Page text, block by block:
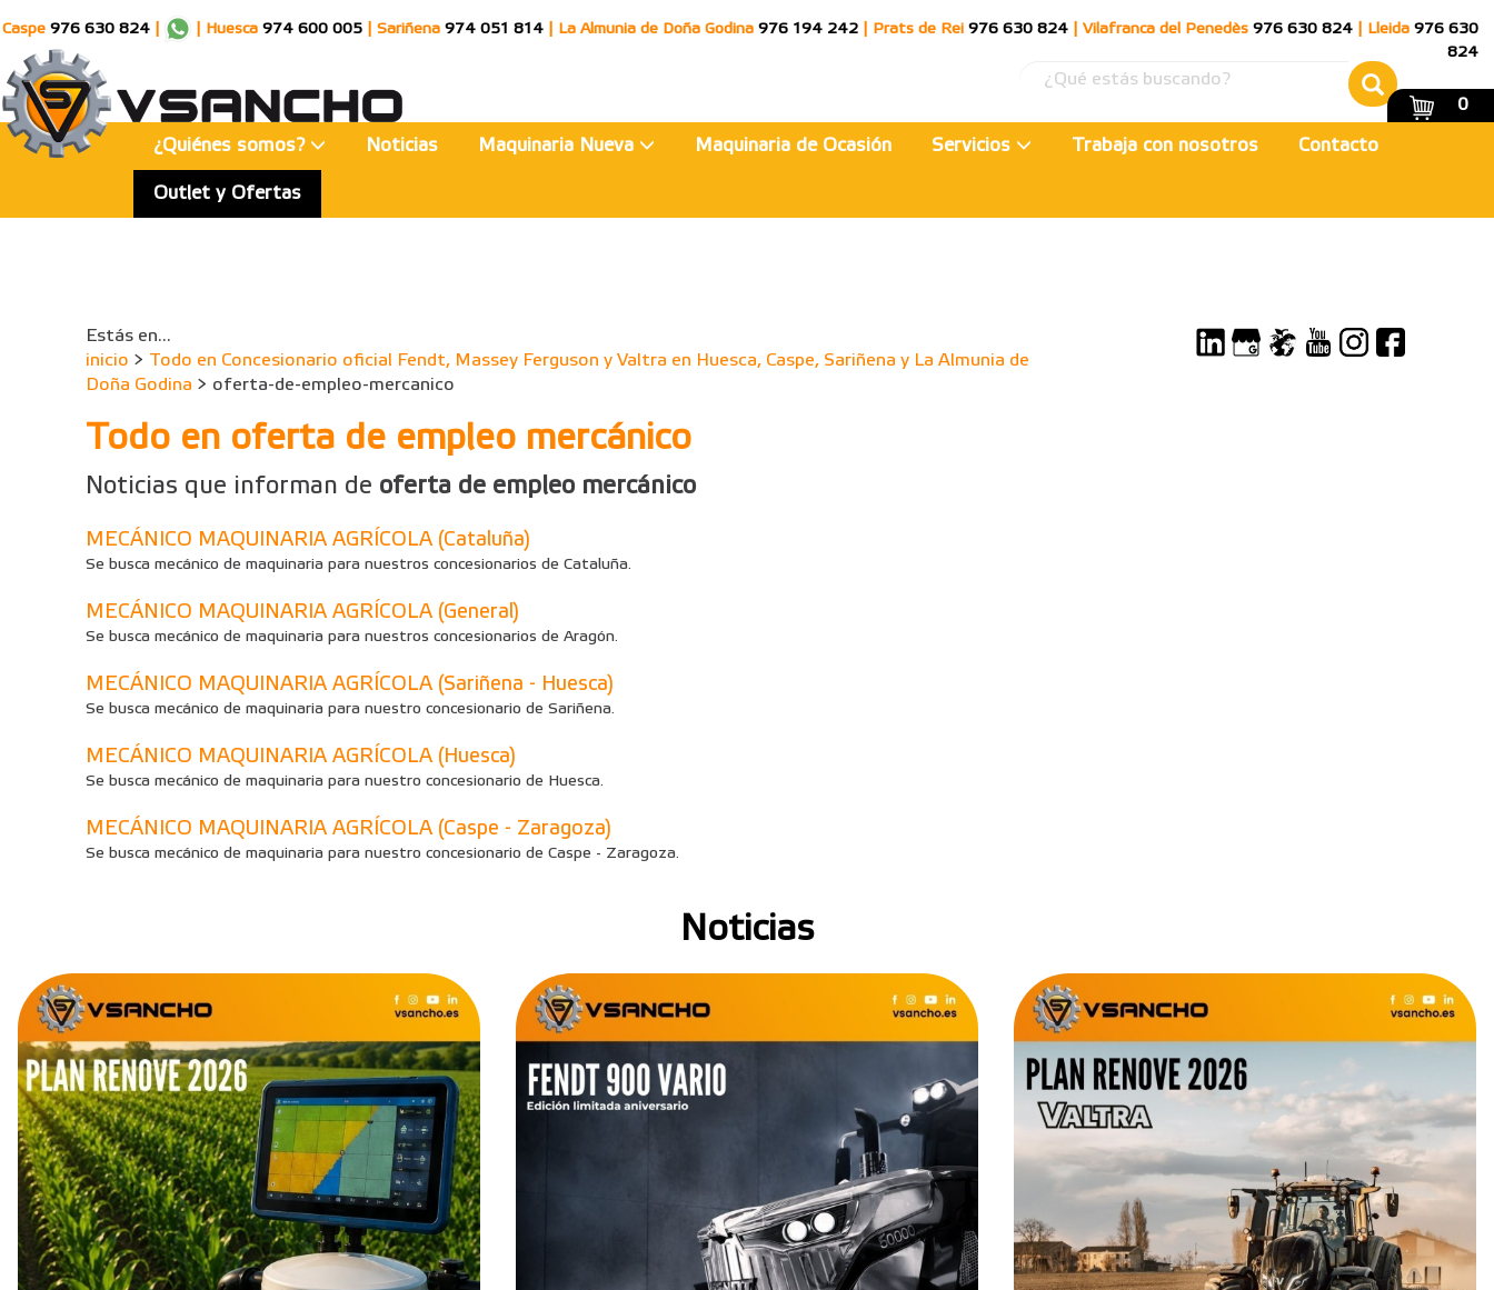
Caspe 976 630 824 Huesca 974 600 005 Sariñena 974 051 814 La Almunia de Doña Godina 976 194 242 Prats de Rei 976 630 824 Vilafranca del Penedès 976 630 824 Lleida 976 630
824
0
¿Quiénes somos? Noticias Maquinaria Nueva Maquinaria de Ocasión Servicios Trabaja con nosotros Contacto
Outlet y Ofertas
Estás en...
inicio > Todo en Concesionario oficial Fendt, Massey Ferguson y Valtra en Huesca, Caspe, Sariñena y La Almunia de
Doña Godina > oferta-de-empleo-mercanico
Todo en oferta de empleo mercánico
Noticias que informan de oferta de empleo mercánico
MECÁNICO MAQUINARIA AGRÍCOLA (Cataluña)
Se busca mecánico de maquinaria para nuestros concesionarios de Cataluña.
MECÁNICO MAQUINARIA AGRÍCOLA (General)
Se busca mecánico de maquinaria para nuestros concesionarios de Aragón.
MECÁNICO MAQUINARIA AGRÍCOLA (Sariñena - Huesca)
Se busca mecánico de maquinaria para nuestro concesionario de Sariñena.
MECÁNICO MAQUINARIA AGRÍCOLA (Huesca)
Se busca mecánico de maquinaria para nuestro concesionario de Huesca.
MECÁNICO MAQUINARIA AGRÍCOLA (Caspe - Zaragoza)
Se busca mecánico de maquinaria para nuestro concesionario de Caspe - Zaragoza.
Noticias